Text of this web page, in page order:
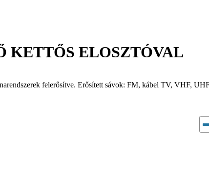
KETTŐS ELOSZTÓVAL
felerősítve. Erősített sávok: FM, kábel TV, VHF,